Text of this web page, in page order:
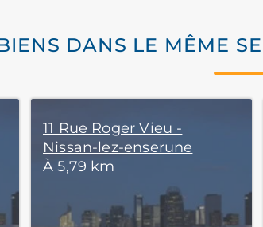
DANS LE MÊME
11 Rue Roger Vieu -
Nissan-lez-enserune
À 5,79 km